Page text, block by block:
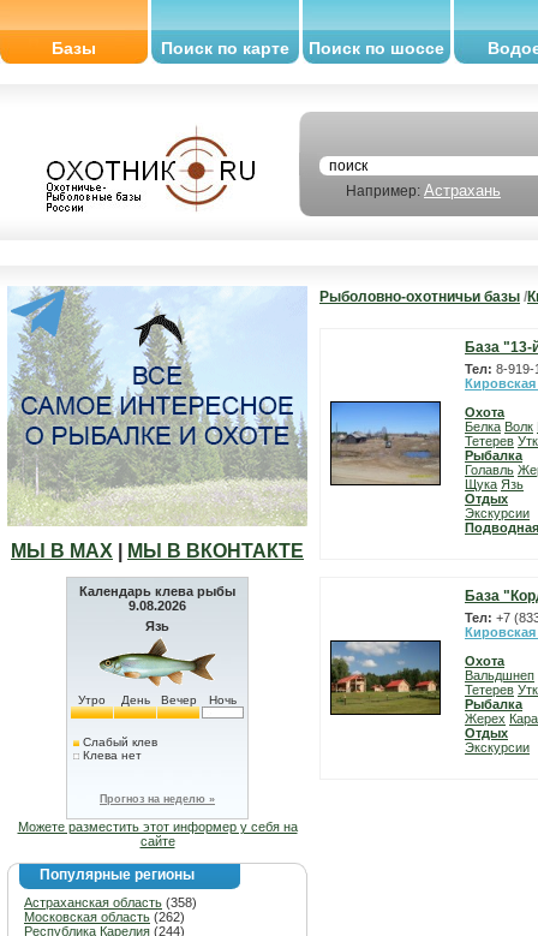
Базы Поиск по карте Поиск по шоссе
Например: Астрахань
МЫ В МАХ МЫ В ВКОНТАКТЕ
Календарь клева рыбы
9.08.2026
Язь
Утро День Вечер Ночь
Слабый клев
Клева нет
Прогноз на неделю »
Можете разместить этот информер у себя на
сайте
Популярные регионы
Астраханская область (358)
Московская область (262)
Республика Карелия (244)
Рыболовно-охотничьи базы /
База "13-
Тел: 8-919-
Кировская
Охота
Белка Волк
Тетерев
Рыбалка
Голавль
Щука Язь
Отдых
Экскурсии
База
Тел: +7
Кировская
Охота
Вальдшнеп
Тетерев
Рыбалка
Жерех
Отдых
Экскурсии